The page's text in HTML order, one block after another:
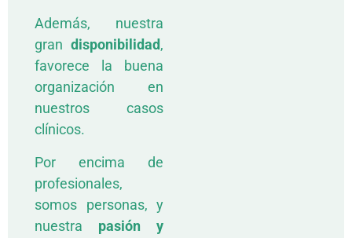
Además, nuestra
grandisponibilidad,
favorece la buena
organización en
nuestros casos
clínicos.
Por encima de
profesionales,
somos personas, y
nuestra pasión y